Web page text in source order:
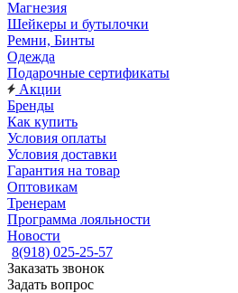
Магнезия
Шейкеры и бутылочки
Ремни, Бинты
Одежда
Подарочные сертификаты
Акции
Бренды
Как купить
Условия оплаты
Условия доставки
Гарантия на товар
Оптовикам
Тренерам
Программа лояльности
Новости
8(918) 025-25-57
Заказать звонок
Задать вопрос